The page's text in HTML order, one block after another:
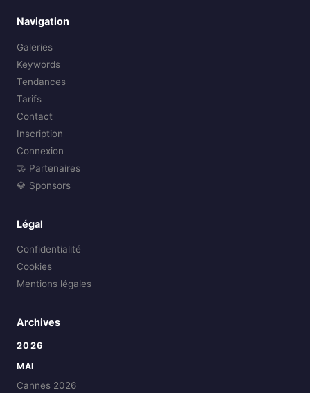
Navigation
Galeries
Keywords
Tendances
Tarifs
Contact
Inscription
Connexion
🤝 Partenaires
💎 Sponsors
Légal
Confidentialité
Cookies
Mentions légales
Archives
2026
MAI
Cannes 2026